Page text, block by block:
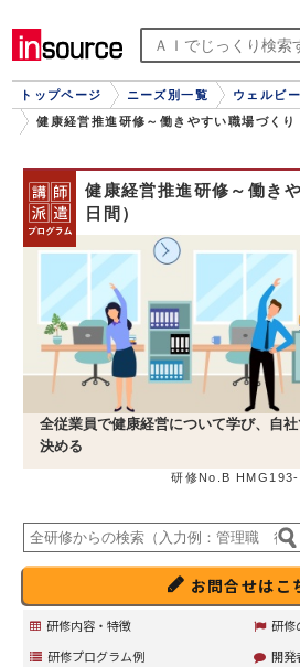
トップページ ニーズ別一覧
ウェルビ
健康経営推進研修～働きやすい職場づくり
健康経営推進研修～働き
日間）
全従業員で健康経営について学び、自
決める
研修No.B
お問合せはこ
研修内容・特徴
研修
研修プログラム例
開発